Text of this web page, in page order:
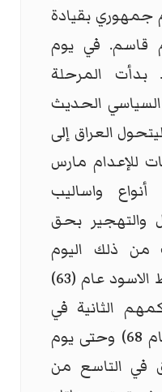
جمهوري بقيادة
قاسم. في يوم
المرحلة
السياسي الحديث
العراق إلى
للإعدام مارس
واساليب
والتهجير بحق
من ذلك اليوم
المشؤوم الثامن من شباط الاسود عام (63)
الثانية في
(السابع عشر من تموز عام 68) وحتى يوم
في التاسع من